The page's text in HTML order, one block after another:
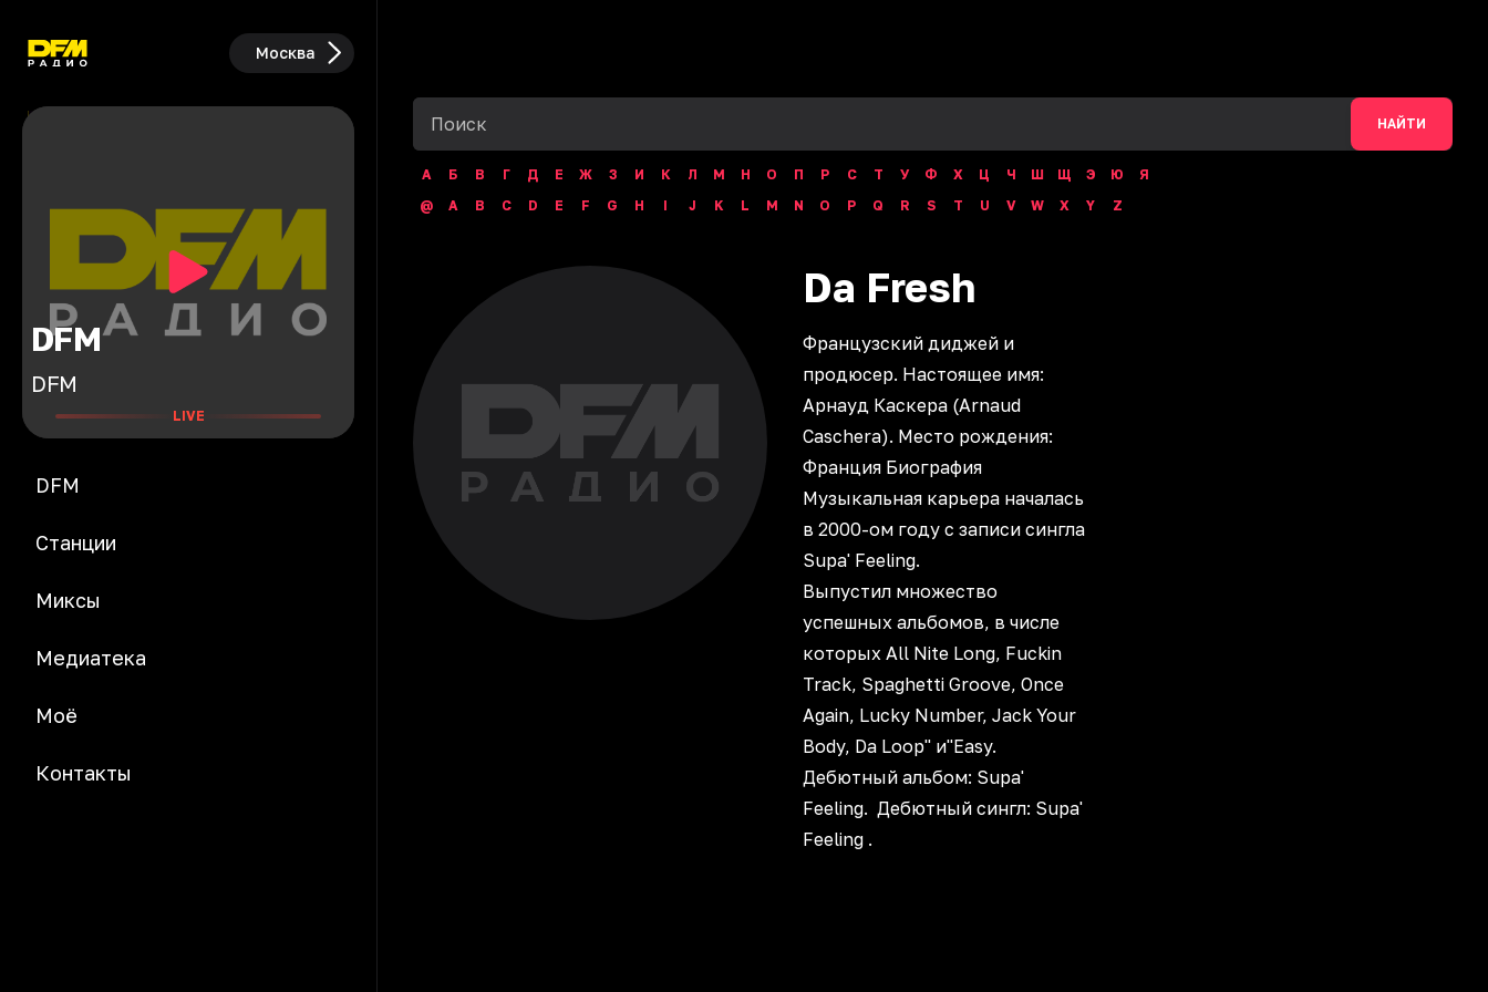
Москва
DFM
DFM
LIVE
DFM
Станции
Миксы
Медиатека
Моё
Контакты
НАЙТИ
А Б В Г Д Е Ж З И К Л М Н О П Р С Т У Ф Х Ц Ч Ш Щ Э Ю
Я
@
A B C D E F G H I J K L M N O P Q R S T U V W X Y Z
Da Fresh
Французский диджей и
продюсер. Настоящее имя:
Арнауд Каскера (Arnaud
Caschera). Место рождения:
Франция Биография
Музыкальная карьера началась
в 2000-ом году с записи сингла
Supa' Feeling.
Выпустил множество
успешных альбомов, в числе
которых All Nite Long, Fuckin
Track, Spaghetti Groove, Once
Again, Lucky Number, Jack Your
Body, Da Loop" и"Easy.
Дебютный альбом: Supa'
Feeling. ‎ Дебютный сингл: Supa'
Feeling ‎.